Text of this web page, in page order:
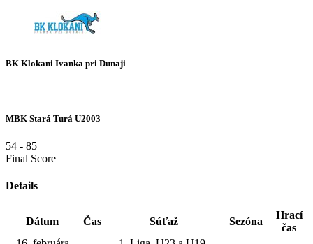
BK Klokani Ivanka pri Dunaji
MBK Stará Turá U2003
54 - 85
Final Score
Details
Dátum Čas Súťaž Sezóna
Hrací
čas